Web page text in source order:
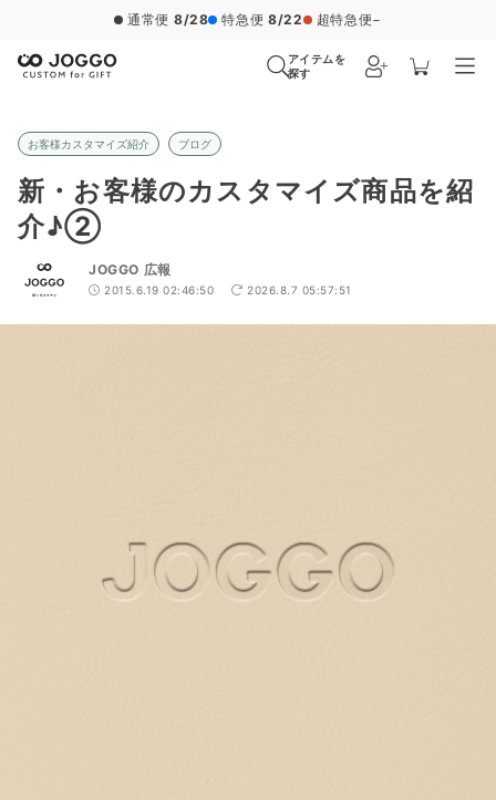
通常便 8/28 特急便 8/22 超特急便−
アイテムを
探す
お客様カスタマイズ紹介 ブログ
新・お客様のカスタマイズ商品を紹
介♪②
JOGGO 広報
2015.6.19 02:46:50 2026.8.7 05:57:51